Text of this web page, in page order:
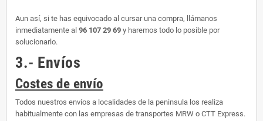
Aun así, si te has equivocado al cursar una compra, llámanos
inmediatamente al 96 107 29 69 y haremos todo lo posible por
solucionarlo.
3.- Envíos
Costes de envío
Todos nuestros envíos a localidades de la peninsula los realiza
habitualmente con las empresas de transportes MRW o CTT Express.